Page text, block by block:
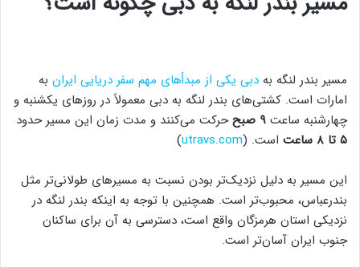
مسیر بندر لنگه به دبی یکی از مبدأهای مهم سفر دریایی ایران به
امارات است. کشتی‌های بندر لنگه به دبی معمولاً در روزهای یکشنبه و
چهارشنبه ساعت ۹ صبح
حرکت می‌کنند و مدت زمان این مسیر حدود
۵ تا ۸ ساعت
است. (utravs.com
)
این مسیر به دلیل نزدیک‌تر بودن نسبت به مسیرهای طولانی‌تر مثل
بندرعباس، محبوب‌تر است. همچنین با توجه به اینکه بندر لنگه در
نزدیکی استان هرمزگان واقع است، دسترسی به آن برای ساکنان
جنوب ایران آسان‌تر است.